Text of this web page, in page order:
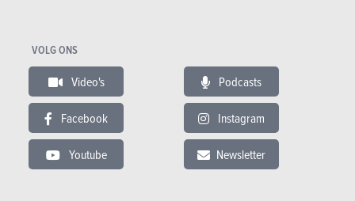
VOLG ONS
Video's Podcasts
Facebook Instagram
Youtube Newsletter
Een exacte verschijningsdatum geeft het streamingplatform voorlopig
niet op.